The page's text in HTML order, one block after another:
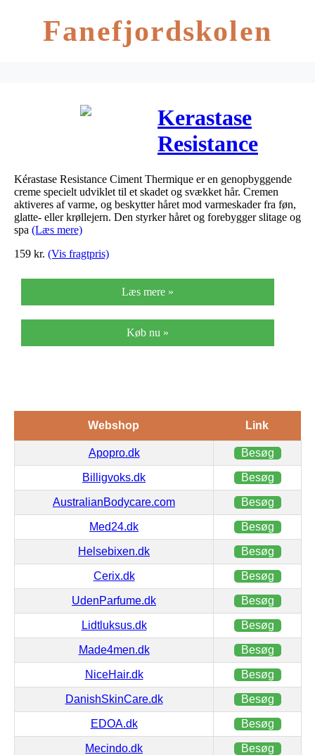
Fanefjordskolen
Kerastase
Resistance
Ciment
Thermique
150 ml
Kérastase Resistance Ciment Thermique er en genopbyggende
creme specielt udviklet til et skadet og svækket hår. Cremen
aktiveres af varme, og beskytter håret mod varmeskader fra føn,
glatte- eller krøllejern. Den styrker håret og forebygger slitage og
spa (Læs mere)
159 kr. (Vis fragtpris)
Læs mere »
Køb nu »
Webshop Link
Apopro.dk Besøg
Billigvoks.dk Besøg
AustralianBodycare.com Besøg
Med24.dk Besøg
Helsebixen.dk Besøg
Cerix.dk Besøg
UdenParfume.dk Besøg
Lidtluksus.dk Besøg
Made4men.dk Besøg
NiceHair.dk Besøg
DanishSkinCare.dk Besøg
EDOA.dk Besøg
Mecindo.dk Besøg